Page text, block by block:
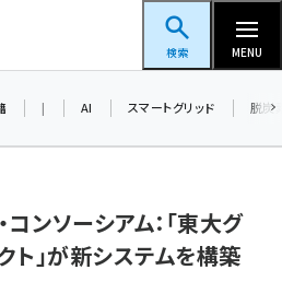
ートグリッドフォーラム
検索 MENU
| AI スマートグリッド 脱炭
ンソーシアム：「東大グ
ト」が新システムを構築